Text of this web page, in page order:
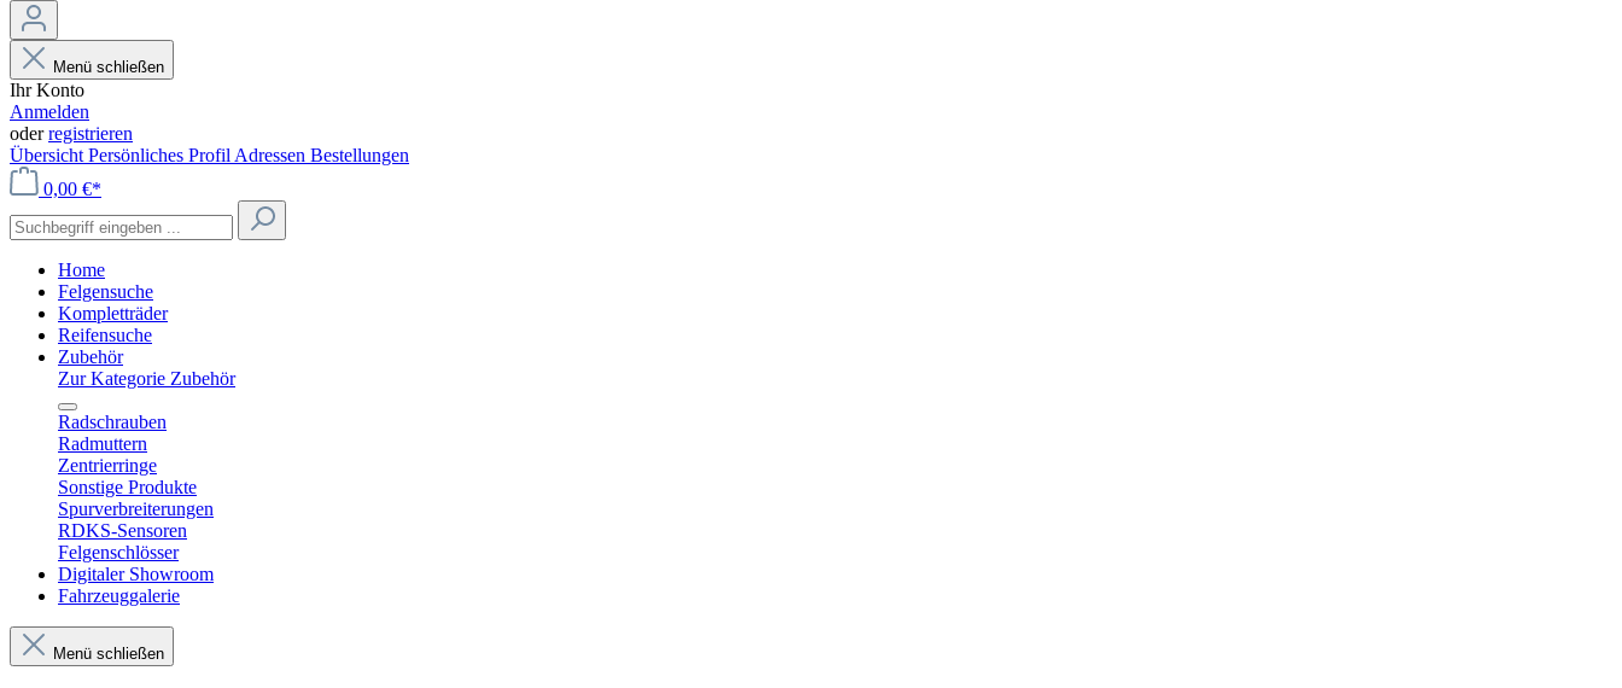
Menü schließen
Ihr Konto
Anmelden
oderregistrieren
Übersicht Persönliches Profil Adressen Bestellungen
0,00 €*
Home
Felgensuche
Kompletträder
Reifensuche
Zubehör
Zur Kategorie Zubehör
Radschrauben
Radmuttern
Zentrierringe
Sonstige Produkte
Spurverbreiterungen
RDKS-Sensoren
Felgenschlösser
Digitaler Showroom
Fahrzeuggalerie
Menü schließen